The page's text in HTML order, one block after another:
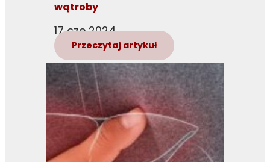
wątroby
17 cze 2024
Przeczytaj artykuł